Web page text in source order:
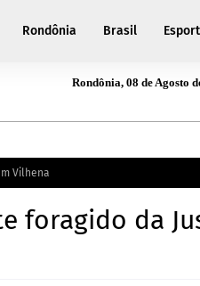
Rondônia Brasil
Rondônia, 08 de Agosto
Vilhena
foragido da